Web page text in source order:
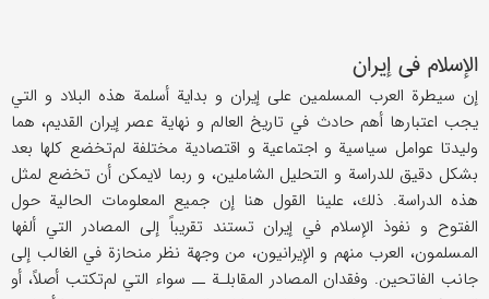
الإسلام في إيران
إن سيطرة العرب المسلمين على إيران و بداية أسلمة هذه البلاد و التي
يجب اعتبارها أهم حادث في تاريخ العالم و نهاية عصر إيران القديم، هما
وليدتا عوامل سياسية و اجتماعية و اقتصادية مختلفة لم‌تخضع كلها بعد
بشكل دقيق للدراسة و التحليل الشاملين، و ربما لايمكن أن تخضع لمثل
هذه الدراسة. ذلك، علينا القول هنا إن جميع المعلومات الحالية حول
الفتوح و نفوذ الإسلام في إيران تستند تقريباً إلى المصادر التي ألفها
المسلمون، العرب منهم و الإيرانيون، من وجهة نظر منحازة في الغالب إلى
جانب الفاتحين. وفقدان المصادر المقابلـة ــ سواء التي لم‌تكتب أصلاً، أو